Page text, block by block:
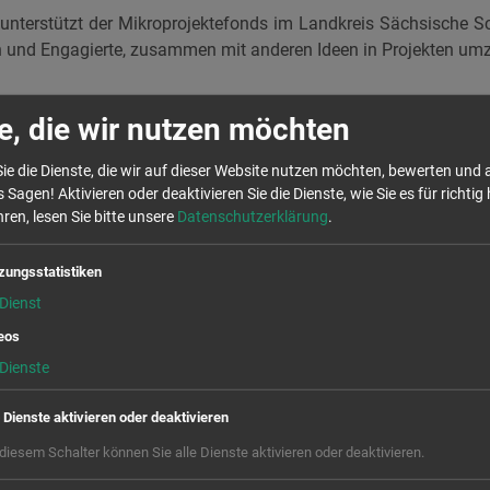
der Mikroprojektefonds im Landkreis Sächsische
Engagierte, zusammen mit anderen Ideen in Projekten
Projekte zeigen, wie vielfältig das Engagement
in Freital, die Kinder-Kunst- und Kinder-Buch-
die 2. Fußballweltmeisterschaft in Klingenberg sowie das
Pirnaer Sonnenstein.
werden beispielsweise ein Kinder-Chorprojekt,
und zwei Theaterprojekte unterstützt.
sind für 2019 noch möglich für ähnliche Projekte
fördern. Wichtig ist, dass das Vorhaben innovativ
von den Teilnehmenden selbst durchgeführt wird.
die wir nutzen möchten
die Dienste, die wir auf dieser Website nutzen möchten, bewerten und
Sagen! Aktivieren oder deaktivieren Sie die Dienste, wie Sie es für richtig
lesen Sie bitte unsere Datenschutzerklärung.
Dienst
Dienste
Dienste aktivieren oder deaktivieren
Schalter können Sie alle Dienste aktivieren oder deaktivieren.